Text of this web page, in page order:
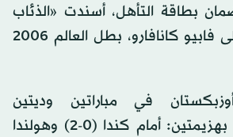
بطاقة التأهل، أسندت «الذئاب
البيضاء» المهمة إلى فابيو كانافارو، بطل العالم 2006
في مباراتين وديتين
تحضيريتين انتهتا بهزيمتين: أمام كندا (0-2) وهولندا